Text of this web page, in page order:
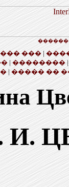
���|
| ��������
| ����� ��
И.